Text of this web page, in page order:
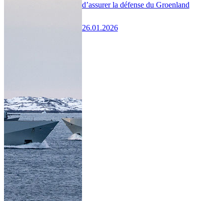
d’assurer la défense du Groenland
26.01.2026